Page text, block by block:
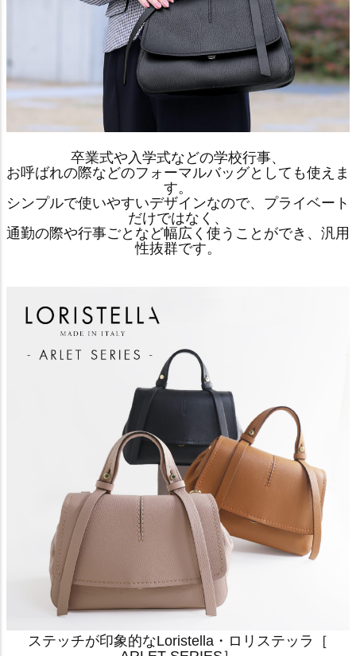
卒業式や入学式などの学校行事、
お呼ばれの際などのフォーマルバッグとしても使えま
す。
シンプルで使いやすいデザインなので、プライベート
だけではなく、
通勤の際や行事ごとなど幅広く使うことができ、汎用
性抜群です。
ステッチが印象的なLoristella・ロリステッラ［